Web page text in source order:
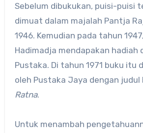
Sebelum dibukukan, puisi-puisi
dimuat dalam majalah Pantja
1946. Kemudian pada tahun
Hadimadja mendapakan hadiah
Pustaka. Di tahun 1971 buku itu
oleh Pustaka Jaya dengan judul
Ratna.
Untuk menambah